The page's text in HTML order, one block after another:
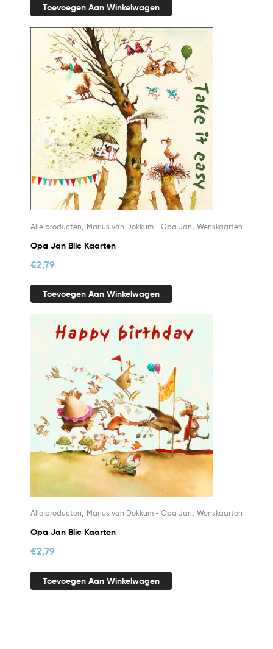
Toevoegen Aan Winkelwagen
Alle producten Marius van Dokkum - Opa Jan Wenskaarten
Opa Jan Blic Kaarten
€2,79
Toevoegen Aan Winkelwagen
Alle producten Marius van Dokkum - Opa Jan Wenskaarten
Opa Jan Blic Kaarten
€2,79
Toevoegen Aan Winkelwagen